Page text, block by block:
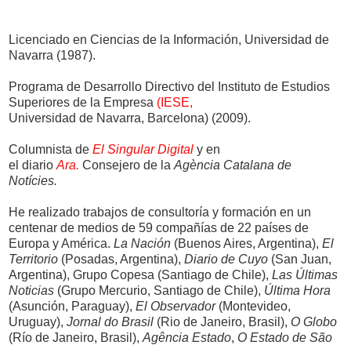
Licenciado en Ciencias de la Información, Universidad de
Navarra (1987).
Programa de Desarrollo Directivo del Instituto de Estudios
Superiores de la Empresa (IESE,
Universidad de Navarra, Barcelona) (2009).
Columnista de El Singular Digital y en
el diario Ara. Consejero de la Agència Catalana de
Notícies.
He realizado trabajos de consultoría y formación en un
centenar de medios de 59 compañías de 22 países de
Europa y América. La Nación (Buenos Aires, Argentina), El
Territorio (Posadas, Argentina), Diario de Cuyo (San Juan,
Argentina), Grupo Copesa (Santiago de Chile), Las Últimas
Noticias (Grupo Mercurio, Santiago de Chile), Última Hora
(Asunción, Paraguay), El Observador(Montevideo,
Uruguay), Jornal do Brasil (Rio de Janeiro, Brasil), O Globo
(Río de Janeiro, Brasil), Agência Estado, O Estado de São